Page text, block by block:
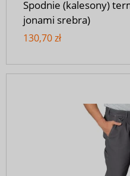
Spodnie (kalesony)
jonami srebra)
130,70 zł